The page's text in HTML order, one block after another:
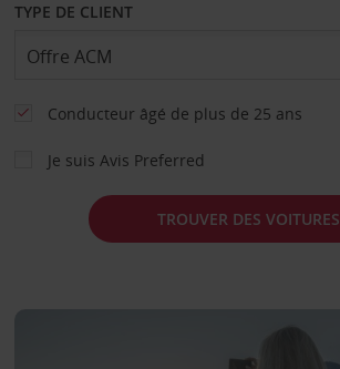
TYPE DE CLIENT
Conducteur âgé de plus de 25 ans
Je suis Avis Preferred
TROUVER DES VOITURES